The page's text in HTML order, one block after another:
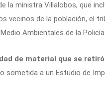
la ministra Villalobos, que
vecinos de la población, el
Ambientales de la
de material que se retiró
sometida a un Estudio de